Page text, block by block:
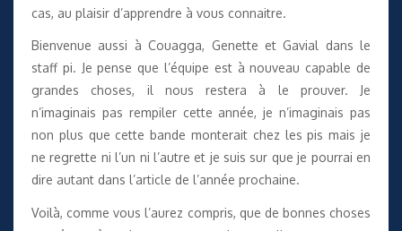
cas, au plaisir d’apprendre à vous connaitre.
Bienvenue aussi à Couagga, Genette et Gavial dans le
staff pi. Je pense que l’équipe est à nouveau capable de
grandes choses, il nous restera à le prouver. Je
n’imaginais pas rempiler cette année, je n’imaginais pas
non plus que cette bande monterait chez les pis mais je
ne regrette ni l’un ni l’autre et je suis sur que je pourrai en
dire autant dans l’article de l’année prochaine.
Voilà, comme vous l’aurez compris, que de bonnes choses